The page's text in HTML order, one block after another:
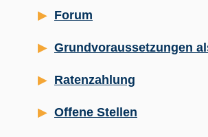
Forum
Grundvoraussetzungen
Ratenzahlung
Offene Stellen